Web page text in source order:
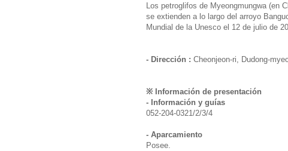
Los petroglifos de Myeongmungwa (en
se extienden a lo largo del arroyo
Mundial de la Unesco el 12 de julio de
- Dirección : Cheonjeon-ri, Dudong-
※ Información de presentación
- Información y guías
052-204-0321/2/3/4
- Aparcamiento
Posee.